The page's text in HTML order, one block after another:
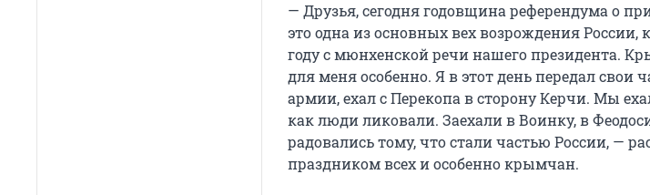
— Друзья, сегодня годовщина референдума о
это одна из основных вех возрождения России,
году с мюнхенской речи нашего президента.
для меня особенно. Я в этот день передал
армии, ехал с Перекопа в сторону Керчи. Мы
как люди ликовали. Заехали в Воинку, в
радовались тому, что стали частью России, —
праздником всех и особенно крымчан.